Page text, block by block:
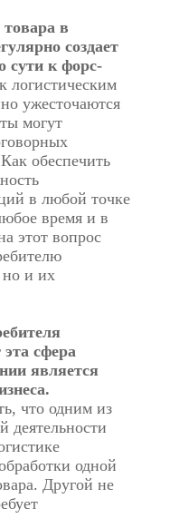
в
создает
сути к форс-
логистическим
ужесточаются
могут
обеспечить
в любой точке
время и в
этот вопрос
но и их
эта сфера
является
что одним из
деятельности
одной
Другой не